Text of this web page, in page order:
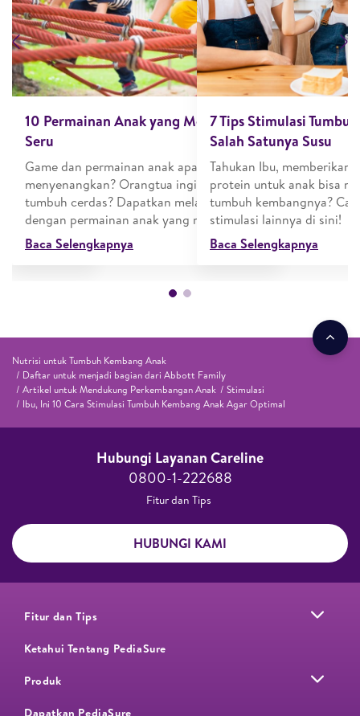
Previous
dan
belajar
di sekolah!
10 Permainan Anak yang Mendidik dan
Seru
Game dan permainan anak apa yang
menyenangkan? Orangtua ingin anak
tumbuh cerdas? Dapatkan melalui stimulasi
dengan permainan anak yang mendidik!
Baca Selengkapnya
7 Tips Stimulasi
Salah Satunya Susu
Tahukan Ibu, memberikan
protein untuk anak bisa
tumbuh kembangnya?
stimulasi lainnya di sini!
Baca Selengkapnya
Nutrisi untuk Tumbuh Kembang Anak
Daftar untuk menjadi bagian dari Abbott Family
Artikel untuk Mendukung Perkembangan Anak
Stimulasi
Ibu, Ini 10 Cara Stimulasi Tumbuh Kembang Anak Agar Optimal
Hubungi Layanan Careline​
0800-1-222688​
Fitur dan Tips ​
HUBUNGI KAMI
Fitur dan Tips
Ketahui Tentang PediaSure
Produk